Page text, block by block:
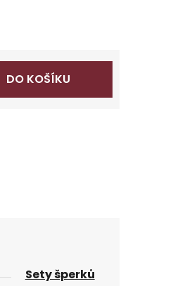
DO KOŠÍKU
Sety šperků